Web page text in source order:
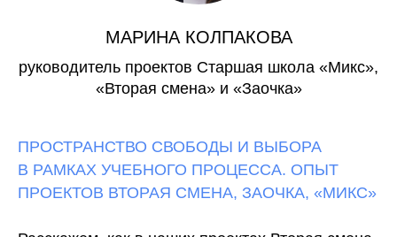
МАРИНА КОЛПАКОВА
руководитель проектов Старшая школа «Микс»,
«Вторая смена» и «Заочка»
ПРОСТРАНСТВО СВОБОДЫ И ВЫБОРА
В РАМКАХ УЧЕБНОГО ПРОЦЕССА. ОПЫТ
ПРОЕКТОВ ВТОРАЯ СМЕНА, ЗАОЧКА, «МИКС»